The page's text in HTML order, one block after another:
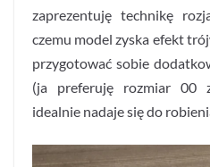
zaprezentuję technikę
czemu model zyska efekt
przygotować sobie
(ja preferuję rozmiar 00
idealnie nadaje się do